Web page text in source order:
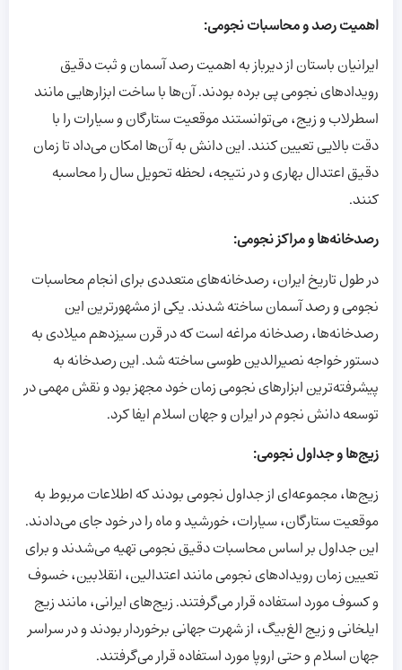
اهمیت رصد و محاسبات نجومی:
ایرانیان باستان از دیرباز به اهمیت رصد آسمان و ثبت دقیق
رویدادهای نجومی پی برده بودند. آن‌ها با ساخت ابزارهایی مانند
اسطرلاب و زیج، می‌توانستند موقعیت ستارگان و سیارات را با
دقت بالایی تعیین کنند. این دانش به آن‌ها امکان می‌داد تا زمان
دقیق اعتدال بهاری و در نتیجه، لحظه تحویل سال را محاسبه
کنند.
رصدخانه‌ها و مراکز نجومی:
در طول تاریخ ایران، رصدخانه‌های متعددی برای انجام محاسبات
نجومی و رصد آسمان ساخته شدند. یکی از مشهورترین این
رصدخانه‌ها، رصدخانه مراغه است که در قرن سیزدهم میلادی به
دستور خواجه نصیرالدین طوسی ساخته شد. این رصدخانه به
پیشرفته‌ترین ابزارهای نجومی زمان خود مجهز بود و نقش مهمی در
توسعه دانش نجوم در ایران و جهان اسلام ایفا کرد.
زیج‌ها و جداول نجومی:
زیج‌ها، مجموعه‌ای از جداول نجومی بودند که اطلاعات مربوط به
موقعیت ستارگان، سیارات، خورشید و ماه را در خود جای می‌دادند.
این جداول بر اساس محاسبات دقیق نجومی تهیه می‌شدند و برای
تعیین زمان رویدادهای نجومی مانند اعتدالین، انقلابین، خسوف
و کسوف مورد استفاده قرار می‌گرفتند. زیج‌های ایرانی، مانند زیج
ایلخانی و زیج الغ‌بیگ، از شهرت جهانی برخوردار بودند و در سراسر
جهان اسلام و حتی اروپا مورد استفاده قرار می‌گرفتند.